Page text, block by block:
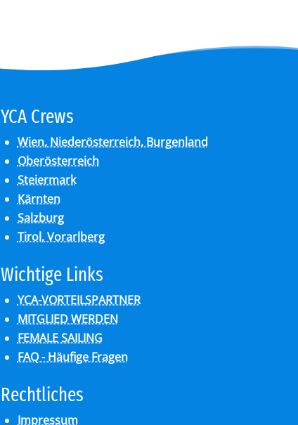
YCA Crews
Wien, Niederösterreich, Burgenland
Oberösterreich
Steiermark
Kärnten
Salzburg
Tirol, Vorarlberg
Wich­ti­ge Links
YCA-VORTEILSPARTNER
MITGLIED WERDEN
FEMALE SAILING
FAQ - Häufige Fragen
Recht­li­ches
Impressum